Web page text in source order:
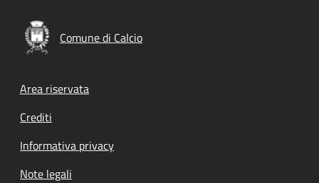
Comune di Calcio
Footer menu
Area riservata
Crediti
Informativa privacy
Note legali